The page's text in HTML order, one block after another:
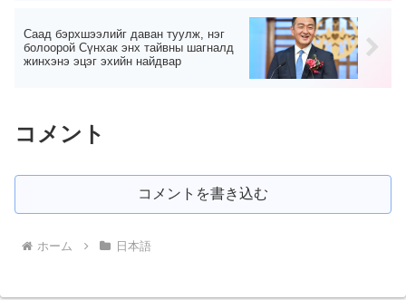
Саад бэрхшээлийг даван туулж, нэг
болоорой Сүнхак энх тайвны шагналд
жинхэнэ эцэг эхийн найдвар
コメント
コメントを書き込む
ホーム 日本語